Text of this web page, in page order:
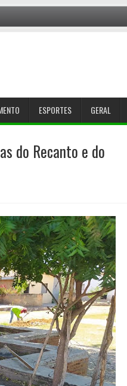
ESPORTES GERAL
do Recanto e do